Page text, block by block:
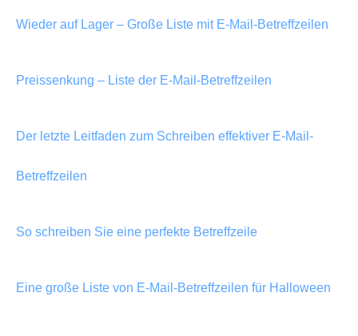
Wieder auf Lager – Große Liste mit E-Mail-Betreffzeilen
Preissenkung – Liste der E-Mail-Betreffzeilen
Der letzte Leitfaden zum Schreiben effektiver E-Mail-
Betreffzeilen
So schreiben Sie eine perfekte Betreffzeile
Eine große Liste von E-Mail-Betreffzeilen für Halloween